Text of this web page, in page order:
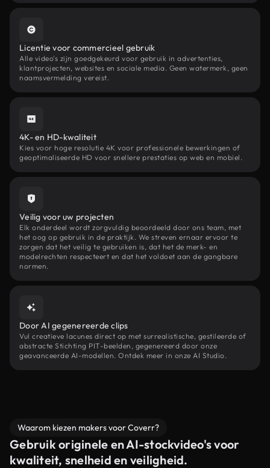
Licentie voor commercieel gebruik
Alle video's zijn goedgekeurd voor gebruik in advertenties,
klantprojecten, websites en sociale media. Geen watermerk, geen
naamsvermelding vereist.
4K- en HD-kwaliteit
Kies voor hoge resolutie 4K voor professionele bewerkingen of
geoptimaliseerde HD voor snellere prestaties op web en mobiel.
Veilig voor uw projecten
Elk onderdeel wordt zorgvuldig beoordeeld door ons team, met
het oog op gebruik in de praktijk. We streven ernaar ervoor te
zorgen dat het veilig te gebruiken is, dat het de merk- en
modelrechten respecteert en dat het voldoet aan de gangbare
normen.
Door AI gegenereerde clips
Vul creatieve lacunes direct op met surrealistische, gestileerde of
abstracte Stichting PIT-beelden, gegenereerd door onze
geavanceerde AI-modellen. Ontdek meer in onze AI Studio.
Waarom kiezen makers voor Coverr?
Gebruik originele en AI-stockvideo's voor
kwaliteit, snelheid en veiligheid.